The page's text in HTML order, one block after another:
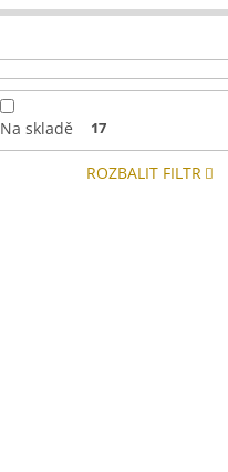
Na skladě 17
ROZBALIT FILTR